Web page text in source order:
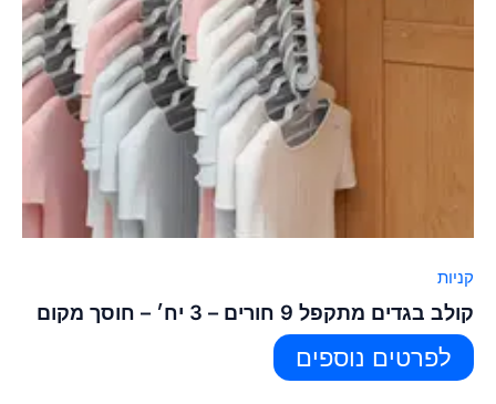
קניות
קולב בגדים מתקפל 9 חורים – 3 יח׳ – חוסך מקום
לפרטים נוספים